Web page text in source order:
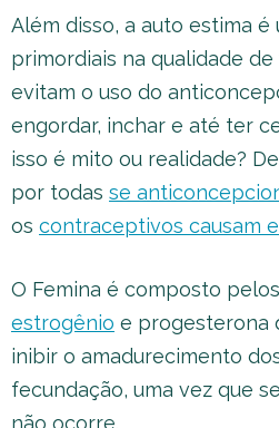
Além disso, a auto estima é
primordiais na qualidade
evitam o uso do
engordar, inchar e até ter
isso é mito ou realidade?
por todas se
os contraceptivos causam
O Femina é composto
estrogênio e progesterona
inibir o amadurecimento
fecundação, uma vez que
não ocorre.